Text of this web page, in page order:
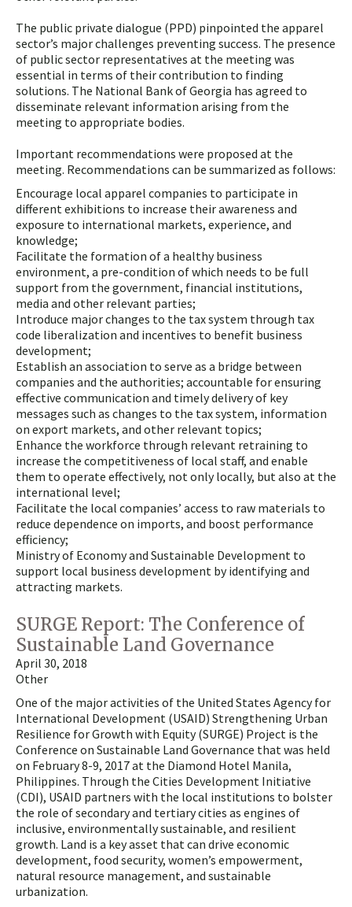
The public private dialogue (PPD) pinpointed the apparel
sector’s major challenges preventing success. The presence
of public sector representatives at the meeting was
essential in terms of their contribution to finding
solutions. The National Bank of Georgia has agreed to
disseminate relevant information arising from the
meeting to appropriate bodies.
Important recommendations were proposed at the
meeting. Recommendations can be summarized as follows:
Encourage local apparel companies to participate in
different exhibitions to increase their awareness and
exposure to international markets, experience, and
knowledge;
Facilitate the formation of a healthy business
environment, a pre-condition of which needs to be full
support from the government, financial institutions,
media and other relevant parties;
Introduce major changes to the tax system through tax
code liberalization and incentives to benefit business
development;
Establish an association to serve as a bridge between
companies and the authorities; accountable for ensuring
effective communication and timely delivery of key
messages such as changes to the tax system, information
on export markets, and other relevant topics;
Enhance the workforce through relevant retraining to
increase the competitiveness of local staff, and enable
them to operate effectively, not only locally, but also at the
international level;
Facilitate the local companies’ access to raw materials to
reduce dependence on imports, and boost performance
efficiency;
Ministry of Economy and Sustainable Development to
support local business development by identifying and
attracting markets.
SURGE Report: The Conference of
Sustainable Land Governance
April 30, 2018
Other
One of the major activities of the United States Agency for
International Development (USAID) Strengthening Urban
Resilience for Growth with Equity (SURGE) Project is the
Conference on Sustainable Land Governance that was held
on February 8-9, 2017 at the Diamond Hotel Manila,
Philippines. Through the Cities Development Initiative
(CDI), USAID partners with the local institutions to bolster
the role of secondary and tertiary cities as engines of
inclusive, environmentally sustainable, and resilient
growth. Land is a key asset that can drive economic
development, food security, women’s empowerment,
natural resource management, and sustainable
urbanization.